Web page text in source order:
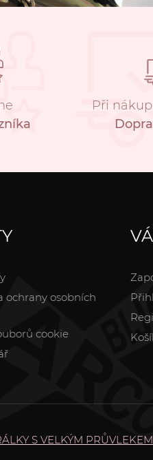
Při
ochrany osobních
cookie
S VELKÝM PRŮVLEKEM